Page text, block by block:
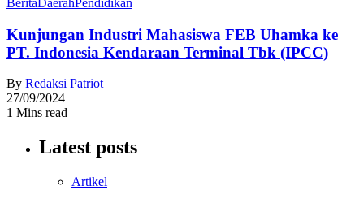
Kunjungan Industri Mahasiswa FEB Uhamka ke
PT. Indonesia Kendaraan Terminal Tbk (IPCC)
By Redaksi Patriot
27/09/2024
1 Mins read
Latest posts
Artikel